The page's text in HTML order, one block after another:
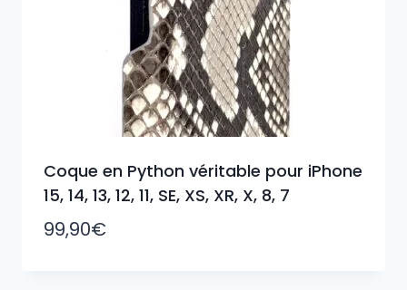
Coque en Python véritable pour iPhone
15, 14, 13, 12, 11, SE, XS, XR, X, 8, 7
99,90€